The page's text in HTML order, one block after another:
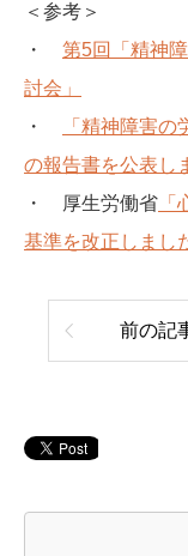
＜参考＞
・ 第5回「精神
討会」
・
「精神障害の
の報告書を公表し
・ 厚生労働省
基準を改正しまし
前の記